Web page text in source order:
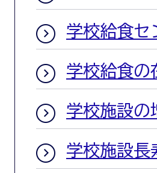
学校給食セ
学校給食の
学校施設の
学校施設長